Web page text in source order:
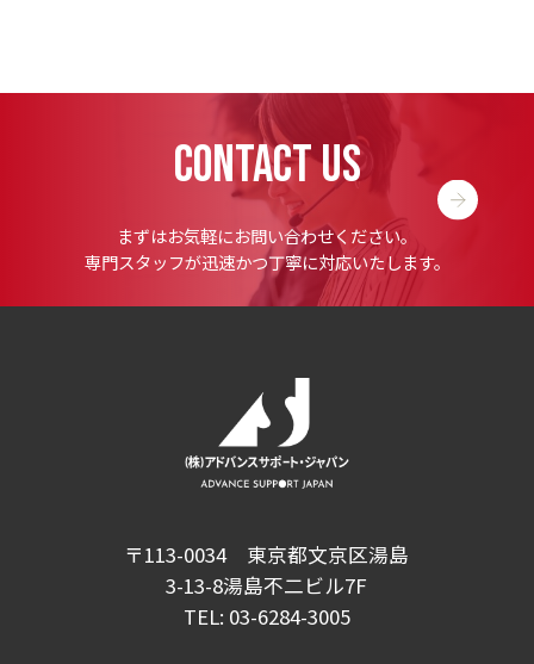
CONTACT US
まずはお気軽にお問い合わせください。
専門スタッフが迅速かつ丁寧に対応いたします。
〒113-0034 東京都文京区湯島
3-13-8湯島不二ビル7F
TEL: 03-6284-3005